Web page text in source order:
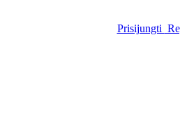
Prisijungti
SUKURTI
PALEISTI